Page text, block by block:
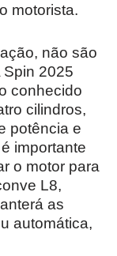
motorista.
não são
2025
conhecido
cilindros,
potência e
importante
o motor para
L8,
as
automática,